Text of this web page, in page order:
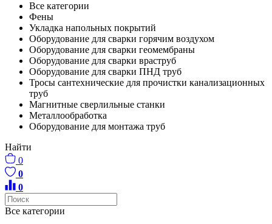
Все категории
Фены
Укладка напольных покрытий
Оборудование для сварки горячим воздухом
Оборудование для сварки геомембраны
Оборудование для сварки враструб
Оборудование для сварки ПНД труб
Тросы сантехнические для прочистки канализационных
труб
Магнитные сверлильные станки
Металлообработка
Оборудование для монтажа труб
Найти
0
0
0
Все категории